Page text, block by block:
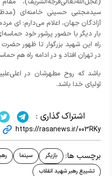
سیدمجتبی حسینی خامنه‌ای
آزادگان جهان، اعلام می‌دارم: ای
بار دیگر با حضور پرشور خود
راه این شهید بزرگوار تا ظهور
در تهران افتاد و در ادامه راه هم
باشد که روح مطهرشان در
اولیای خدا باشد.
اشتراک گذاری :
https://rasanews.ir/003RKy
برچسب ها: بازیگر سینما
تشییع رهبر شهید انقلاب